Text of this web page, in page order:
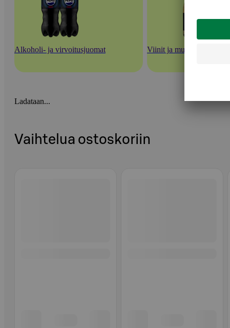
Alkoholi- ja virvoitusjuomat Viinit ja muut
Ladataan...
Vaihtelua ostoskoriin